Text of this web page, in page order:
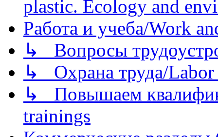
plastic. Ecology and
Работа и учеба/Work
↳ Вопросы
↳ Охрана труда/Labor
↳ Повышаем
trainings